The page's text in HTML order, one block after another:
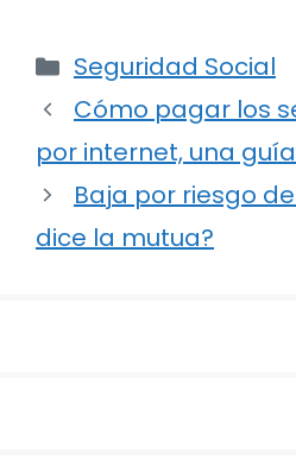
Categorías
Seguridad Social
Navegación
de
entradas
Cómo pagar los
por internet, una
Baja por riesgo
dice la mutua?